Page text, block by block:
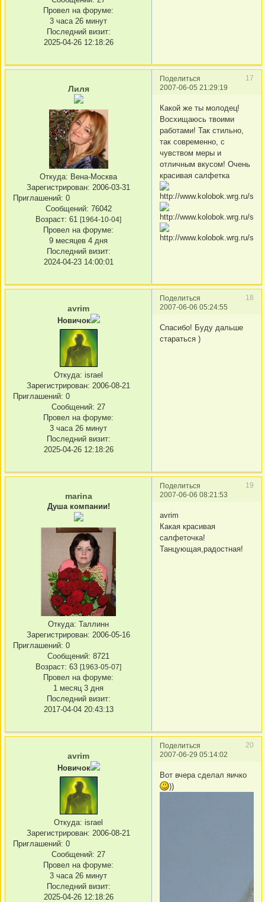
Провел на форуме:
3 часа 26 минут
Последний визит:
2025-04-26 12:18:26
Поделиться
17
2007-06-05 21:29:19
Лиля
Откуда: Вена-Москва
Зарегистрирован: 2006-03-31
Приглашений: 0
Сообщений: 76042
Возраст: 61 [1964-10-04]
Провел на форуме:
9 месяцев 4 дня
Последний визит:
2024-04-23 14:00:01
Какой же ты молодец!
Восхищаюсь твоими
работами! Так стильно,
так современно, с
чувством меры и
отличным вкусом! Очень
красивая салфетка
Поделиться
18
2007-06-06 05:24:55
avrim
Новичок
Откуда: israel
Зарегистрирован: 2006-08-21
Приглашений: 0
Сообщений: 27
Провел на форуме:
3 часа 26 минут
Последний визит:
2025-04-26 12:18:26
Спасибо! Буду дальше
стараться )
Поделиться
19
2007-06-06 08:21:53
marina
Душа компании!
Откуда: Таллинн
Зарегистрирован: 2006-05-16
Приглашений: 0
Сообщений: 8721
Возраст: 63 [1963-05-07]
Провел на форуме:
1 месяц 3 дня
Последний визит:
2017-04-04 20:43:13
avrim
Какая красивая
салфеточка!
Танцующая,радостная!
Поделиться
20
2007-06-29 05:14:02
avrim
Новичок
Откуда: israel
Зарегистрирован: 2006-08-21
Приглашений: 0
Сообщений: 27
Провел на форуме:
3 часа 26 минут
Последний визит:
2025-04-26 12:18:26
Вот вчера сделал яичко
))